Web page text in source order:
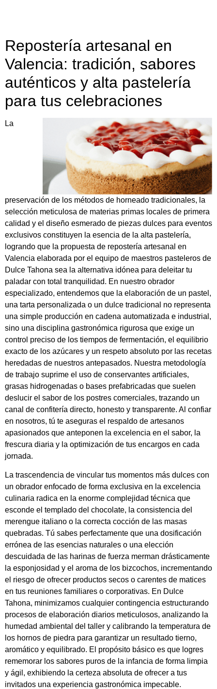
Repostería artesanal en
Valencia: tradición, sabores
auténticos y alta pastelería
para tus celebraciones
La
preservación de los métodos de horneado tradicionales, la
selección meticulosa de materias primas locales de primera
calidad y el diseño esmerado de piezas dulces para eventos
exclusivos constituyen la esencia de la alta pastelería,
logrando que la propuesta de repostería artesanal en
Valencia elaborada por el equipo de maestros pasteleros de
Dulce Tahona sea la alternativa idónea para deleitar tu
paladar con total tranquilidad. En nuestro obrador
especializado, entendemos que la elaboración de un pastel,
una tarta personalizada o un dulce tradicional no representa
una simple producción en cadena automatizada e industrial,
sino una disciplina gastronómica rigurosa que exige un
control preciso de los tiempos de fermentación, el equilibrio
exacto de los azúcares y un respeto absoluto por las recetas
heredadas de nuestros antepasados. Nuestra metodología
de trabajo suprime el uso de conservantes artificiales,
grasas hidrogenadas o bases prefabricadas que suelen
deslucir el sabor de los postres comerciales, trazando un
canal de confitería directo, honesto y transparente. Al confiar
en nosotros, tú te aseguras el respaldo de artesanos
apasionados que anteponen la excelencia en el sabor, la
frescura diaria y la optimización de tus encargos en cada
jornada.
La trascendencia de vincular tus momentos más dulces con
un obrador enfocado de forma exclusiva en la excelencia
culinaria radica en la enorme complejidad técnica que
esconde el templado del chocolate, la consistencia del
merengue italiano o la correcta cocción de las masas
quebradas. Tú sabes perfectamente que una dosificación
errónea de las esencias naturales o una elección
descuidada de las harinas de fuerza merman drásticamente
la esponjosidad y el aroma de los bizcochos, incrementando
el riesgo de ofrecer productos secos o carentes de matices
en tus reuniones familiares o corporativas. En Dulce
Tahona, minimizamos cualquier contingencia estructurando
procesos de elaboración diarios meticulosos, analizando la
humedad ambiental del taller y calibrando la temperatura de
los hornos de piedra para garantizar un resultado tierno,
aromático y equilibrado. El propósito básico es que logres
rememorar los sabores puros de la infancia de forma limpia
y ágil, exhibiendo la certeza absoluta de ofrecer a tus
invitados una experiencia gastronómica impecable.